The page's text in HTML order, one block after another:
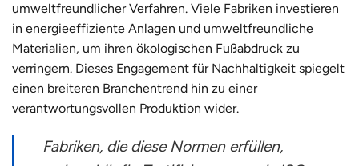
umweltfreundlicher Verfahren. Viele Fabriken investieren
in energieeffiziente Anlagen und umweltfreundliche
Materialien, um ihren ökologischen Fußabdruck zu
verringern. Dieses Engagement für Nachhaltigkeit spiegelt
einen breiteren Branchentrend hin zu einer
verantwortungsvollen Produktion wider.
Fabriken, die diese Normen erfüllen,